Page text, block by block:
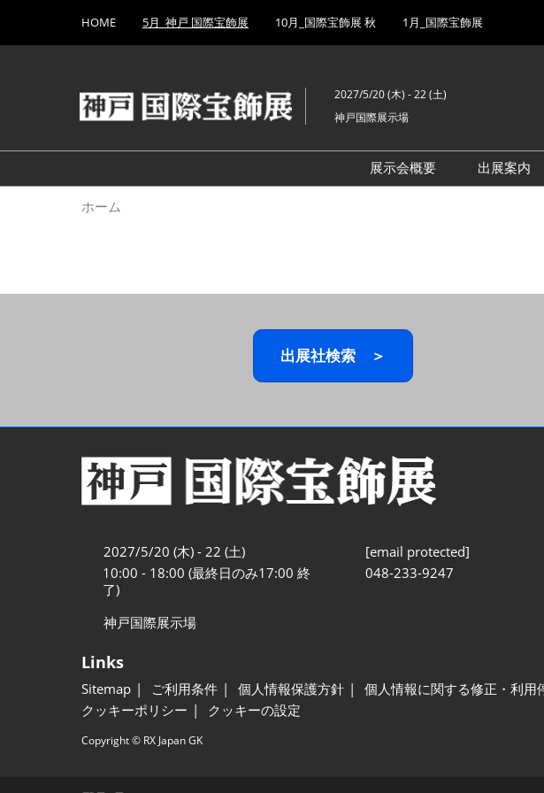
キ
し
て
to
HOME 5月_神戸 国際宝飾展 10月_国際宝飾展 秋 1月_国際宝飾展
2027/5/20 (木) - 22 (土)
神戸国際展示場
展示会概要
出展案内
ホーム
出展社検索 ＞
2027/5/20 (木) - 22 (土)
10:00 - 18:00 (最終日のみ17:00 終
了)
神戸国際展示場
[email protected]
048-233-9247
Links
Sitemap ご利用条件 個人情報保護方針 個人情報に関する修正・利用
クッキーポリシー
クッキーの設定
Copyright © RX Japan GK